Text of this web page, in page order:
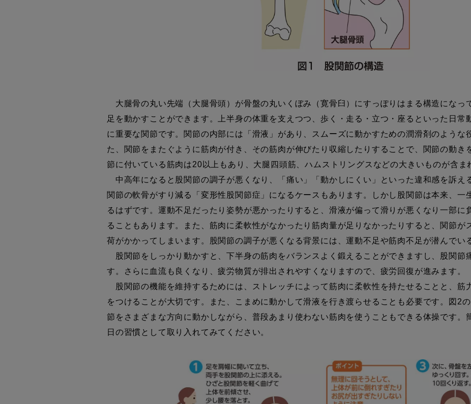
大腿骨の丸い先端（大腿骨頭）が骨盤の丸いくぼみ（寛骨臼）にすっぽりはまる構造になっ
足を動かすことができます。上半身の体重を支えつつ、歩く・走る・立つ・座るといった日常
に重要な関節です。関節の内部には「滑液」があり、スムーズに動かすための潤滑剤のような
た、関節をまたぐように筋肉が付き、その筋肉が伸びたり収縮したりすることで、関節の動き
節に付いている筋肉は20以上もあり、大腿四頭筋、ハムストリングスなどの大きいものが含ま
中高年になると股関節の調子が悪くなり、「痛い」「動かしにくい」といった違和感を訴え
関節の軟骨がすり減る「変形性股関節症」になるケースもあります。しかし股関節は本来、一
るはずです。運動不足だったり姿勢が悪かったりすると、滑液が偏って滑りが悪くなり一部に
ることもあります。また、筋肉に柔軟性がなかったり筋肉量が足りなかったりすると、関節が
荷がかかってしまいます。股関節の調子が悪くなる背景には、運動不足や筋肉不足が潜んでい
股関節をしっかり動かすと、下半身の筋肉をバランスよく鍛えることができますし、股関節
す。さらに血流も良くなり、疲労物質が排出されやすくなりますので、疲労回復が進みます。
股関節の機能を維持するためには、ストレッチによって筋肉に柔軟性を持たせることと、筋
をつけることが大切です。また、こまめに動かして滑液を行き渡らせることも必要です。図2
節をさまざまな方向に動かしながら、普段あまり使わない筋肉を使うこともできる体操です。
日の習慣として取り入れてみてください。